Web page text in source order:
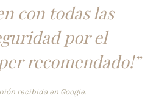
con todas las
por el
recomendado!”
recibida en Google.